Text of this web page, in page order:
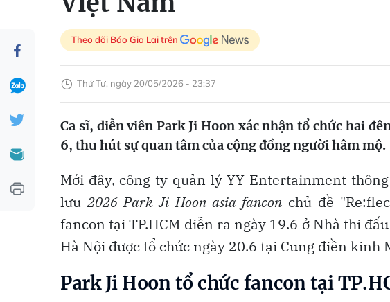
Theo dõi Báo Gia Lai trên
Thứ Tư, ngày 20/05/2026 - 23:37
Ca sĩ, diễn viên Park Ji Hoon xác nhận tổ chức hai
6, thu hút sự quan tâm của cộng đồng người hâm mộ.
Mới đây, công ty quản lý YY Entertainment
lưu2026 Park Ji Hoon asia fanconchủ đề
fancon tại TP.HCM diễn ra ngày 19.6 ở Nhà thi
Hà Nội được tổ chức ngày 20.6 tại Cung điền kinh
Park Ji Hoon tổ chức fancon tại